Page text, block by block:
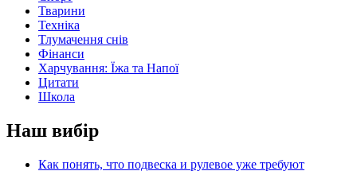
Тварини
Техніка
Тлумачення снів
Фінанси
Харчування: Їжа та Напої
Цитати
Школа
Наш вибір
Как понять, что подвеска и рулевое уже требуют